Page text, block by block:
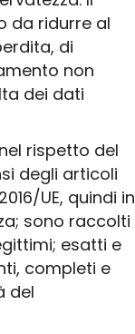
da ridurre al
di
non
dei dati
rispetto del
degli articoli
UE, quindi in
sono raccolti
esatti e
completi e
del